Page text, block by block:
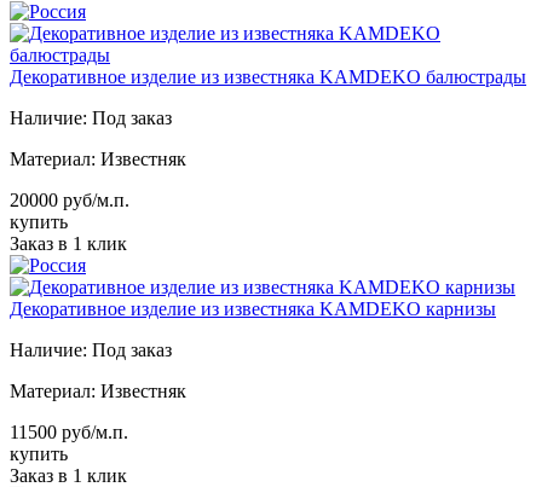
Декоративное изделие из известняка KAMDEKO балюстрады
Наличие: Под заказ
Материал: Известняк
20000 руб/м.п.
купить
Заказ в 1 клик
Декоративное изделие из известняка KAMDEKO карнизы
Наличие: Под заказ
Материал: Известняк
11500 руб/м.п.
купить
Заказ в 1 клик